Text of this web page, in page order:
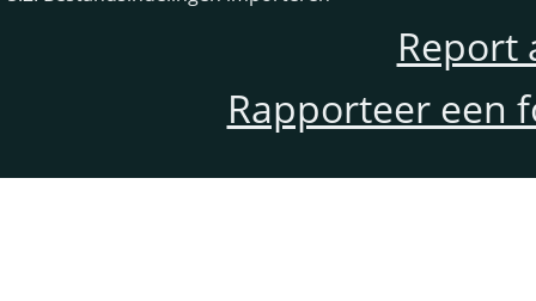
Report
Rapporteer een